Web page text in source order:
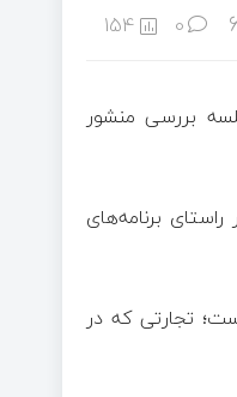
6
0
154
بررسی منشور
برنامه‌های
تجارتی که در